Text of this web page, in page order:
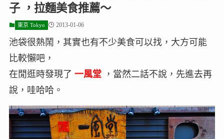
子 ，拉麵美食推薦～
東京 Tokyo 2013-01-06
池袋很熱鬧，其實也有不少美食可以找，大方可能
比較懶吧，
在閒逛時發現了 一風堂，當然二話不說，先進去再
說，哇哈哈。